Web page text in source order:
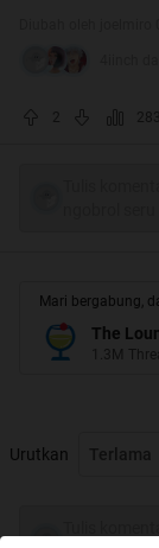
Mari bergabung,
The
1.3M
Urutkan Terlama